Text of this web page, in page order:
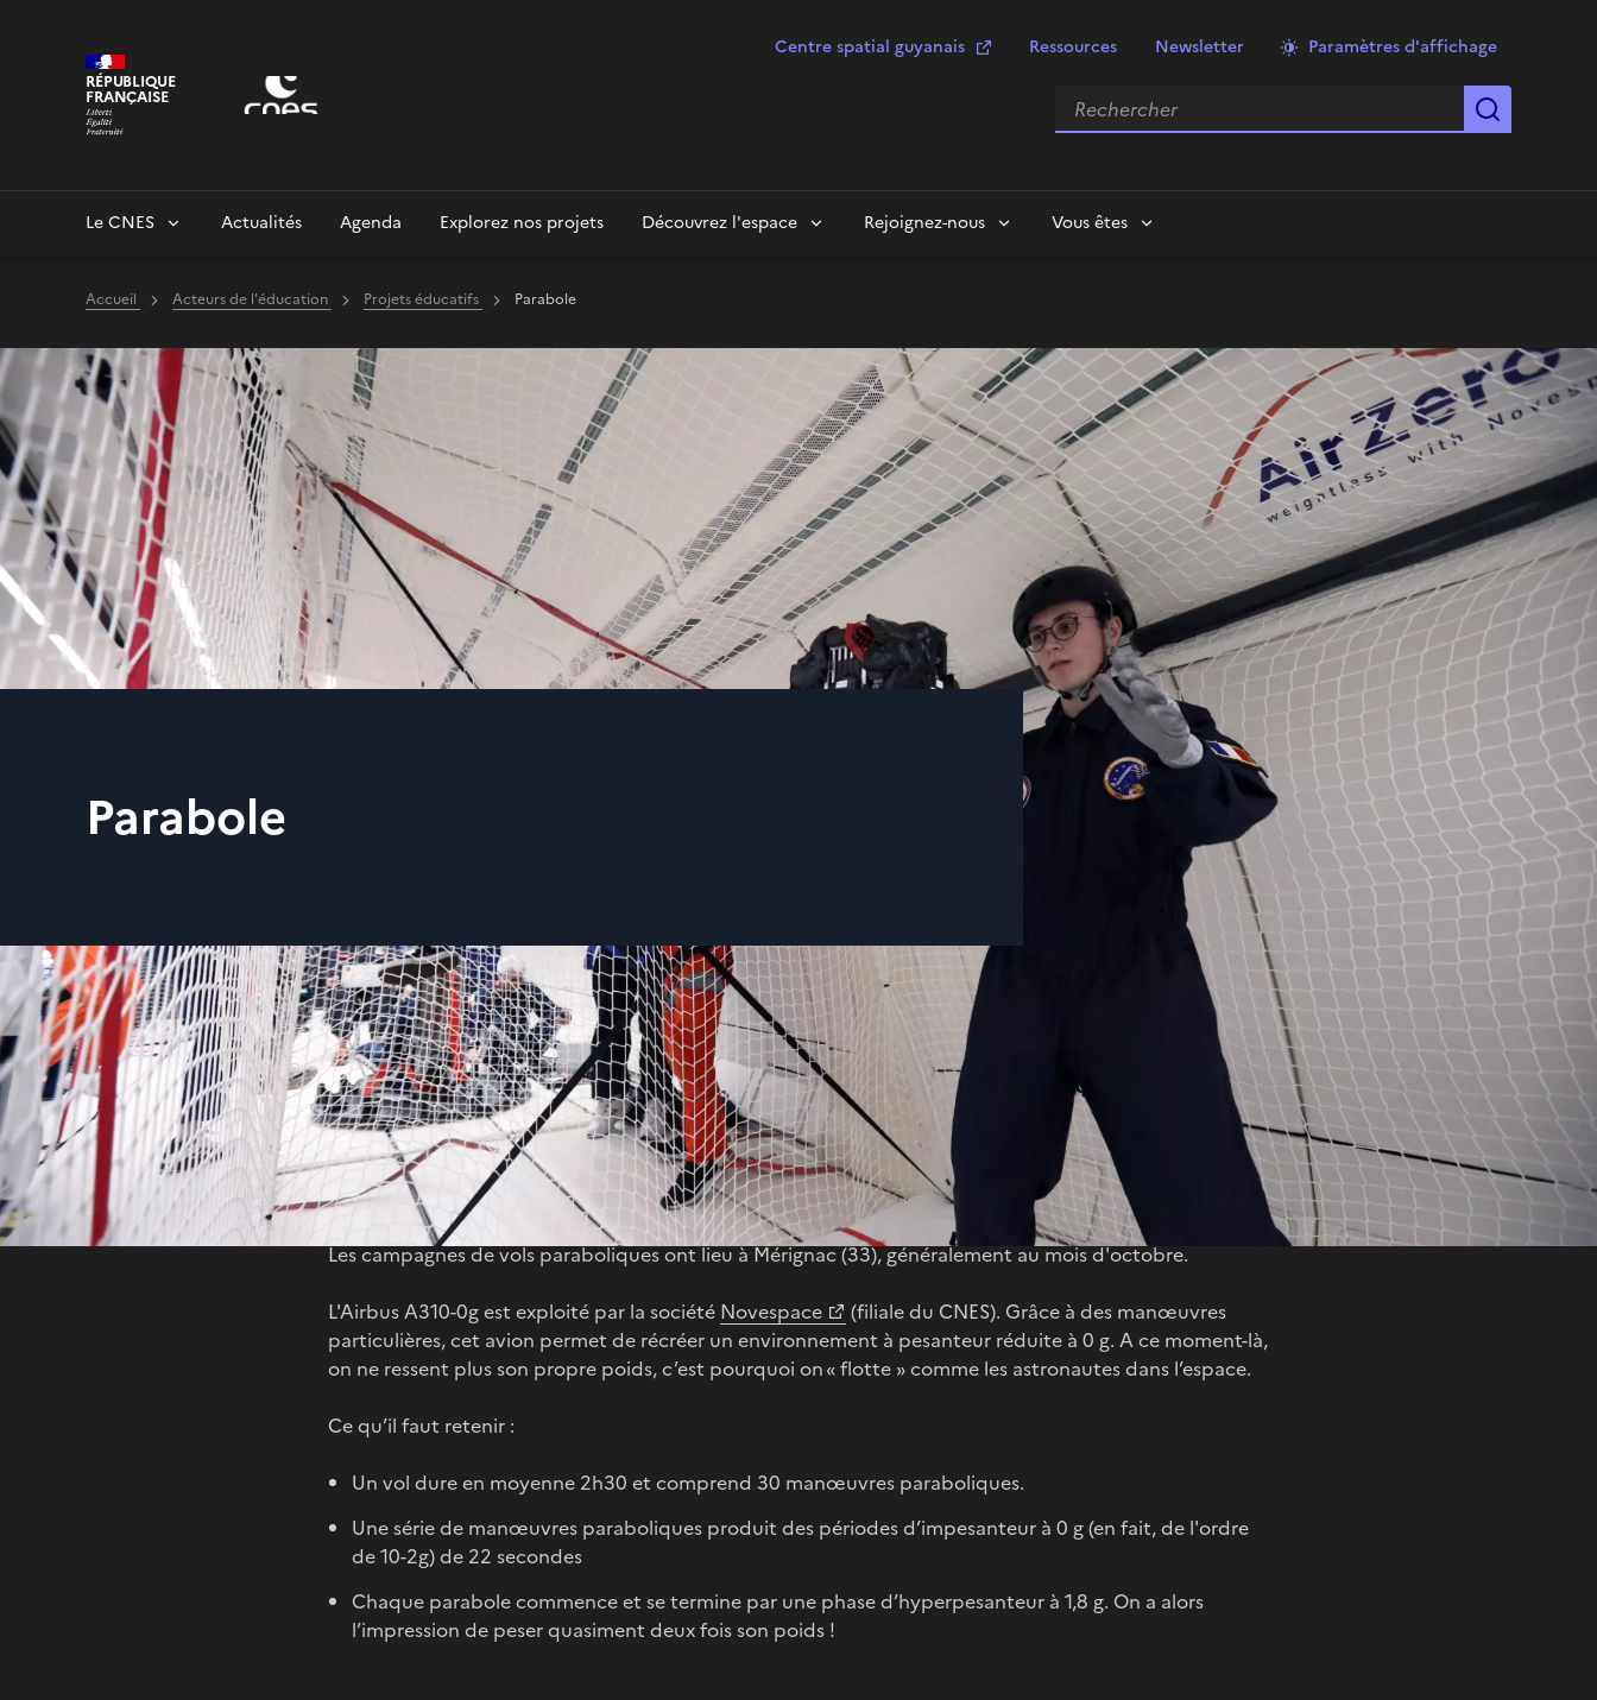
RÉPUBLIQUE
FRANÇAISE
Centre spatial guyanais Ressources Newsletter Paramètres d'affichage
Rechercher
Le CNES Actualités Agenda Explorez nos projets Découvrez l'espace Rejoignez-nous Vous êtes
Accueil Acteurs de l'éducation Projets éducatifs Parabole
Parabole
Parabole, c’est quoi ?
Chaque année, le CNES propose aux étudiants de concevoir et réaliser des expériences scientifiques
qui pourront être mises en œuvre en micropesanteur à bord de l'Airbus A310-0g. Différence
entre poids et masse, étude des oscillations d'une masse, étude du comportement d'une émulsion...
avec Parabole les étudiants décollent à la découverte de l'impesanteur et de ses effets.
Les campagnes de vols paraboliques ont lieu à Mérignac (33), généralement au mois d'octobre.
L'Airbus A310-0g est exploité par la société Novespace
(filiale du CNES). Grâce à des manœuvres
particulières, cet avion permet de récréer un environnement à pesanteur réduite à 0 g. A ce moment-là,
on ne ressent plus son propre poids, c’est pourquoi on « flotte » comme les astronautes dans l’espace.
Ce qu’il faut retenir :
Un vol dure en moyenne 2h30 et comprend 30 manœuvres paraboliques.
Une série de manœuvres paraboliques produit des périodes d’impesanteur à 0 g (en fait, de l'ordre
de 10-2g) de 22 secondes
Chaque parabole commence et se termine par une phase d’hyperpesanteur à 1,8 g. On a alors
l’impression de peser quasiment deux fois son poids !